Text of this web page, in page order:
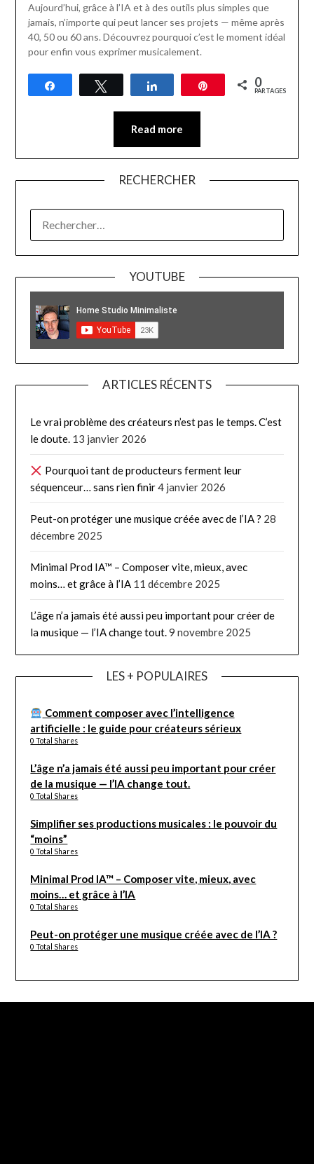
Aujourd’hui, grâce à l’IA et à des outils plus simples que
jamais, n’importe qui peut lancer ses projets — même après
40, 50 ou 60 ans. Découvrez pourquoi c’est le moment idéal
pour enfin vous exprimer musicalement.
Partagez Tweetez Partagez Épingle 0
PARTAGES
Read more
RECHERCHER
YOUTUBE
ARTICLES RÉCENTS
Le vrai problème des créateurs n’est pas le temps. C’est
le doute. 13 janvier 2026
Pourquoi tant de producteurs ferment leur
séquenceur… sans rien finir4 janvier 2026
Peut-on protéger une musique créée avec de l’IA ? 28
décembre 2025
Minimal Prod IA™ – Composer vite, mieux, avec
moins… et grâce à l’IA 11 décembre 2025
L’âge n’a jamais été aussi peu important pour créer de
la musique — l’IA change tout.9 novembre 2025
LES + POPULAIRES
Comment composer avec l’intelligence
artificielle : le guide pour créateurs sérieux
0 Total Shares
L’âge n’a jamais été aussi peu important pour créer
de la musique — l’IA change tout.
0 Total Shares
Simplifier ses productions musicales : le pouvoir du
“moins”
0 Total Shares
Minimal Prod IA™ – Composer vite, mieux, avec
moins… et grâce à l’IA
0 Total Shares
Peut-on protéger une musique créée avec de l’IA ?
0 Total Shares